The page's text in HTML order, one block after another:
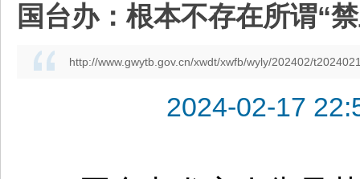
国台办：根本不存在所谓“
http://www.gwytb.gov.cn/xwdt/xwfb/wyly/202402/
2024-02-17